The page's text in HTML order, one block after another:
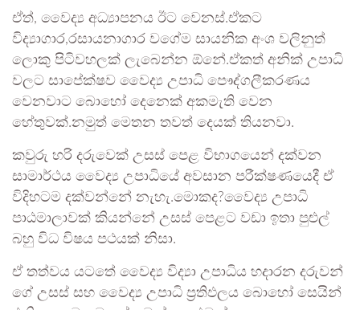
ඒත්, වෛද්‍ය අධ්‍යාපනය ඊට වෙනස්.ඒකට
විද්‍යාගාර,රසායනාගාර වගේම සායනික අංශ වලිනුත්
ලොකු පිටිවහලක් ලැබෙන්න ඕනේ.ඒකත් අනික් උපාධි
වලට සාපේක්ෂව වෛද්‍ය උපාධි පෞද්ගලීකරණය
වෙනවාට බොහෝ දෙනෙක් අකමැති වෙන
හේතුවක්.නමුත් මෙතන තවත් දෙයක් තියනවා.
කවුරු හරි දරුවෙක් උසස් පෙළ විභාගයෙන් දක්වන
සාමාර්ථය වෛද්‍ය උපාධියේ අවසාන පරීක්ෂණයෙදී ඒ
විදිහටම දක්වන්නේ නැහැ.මොකද?වෛද්‍ය උපාධි
පාඨමාලාවක් කියන්නේ උසස් පෙළට වඩා ඉතා පුළුල්
බහු විධ විෂය පථයක් නිසා.
ඒ තත්වය යටතේ වෛද්‍ය විද්‍යා උපාධිය හදාරන දරුවන්
ගේ උසස් සහ වෛද්‍ය උපාධි ප්‍රතිඵලය බොහෝ සෙයින්